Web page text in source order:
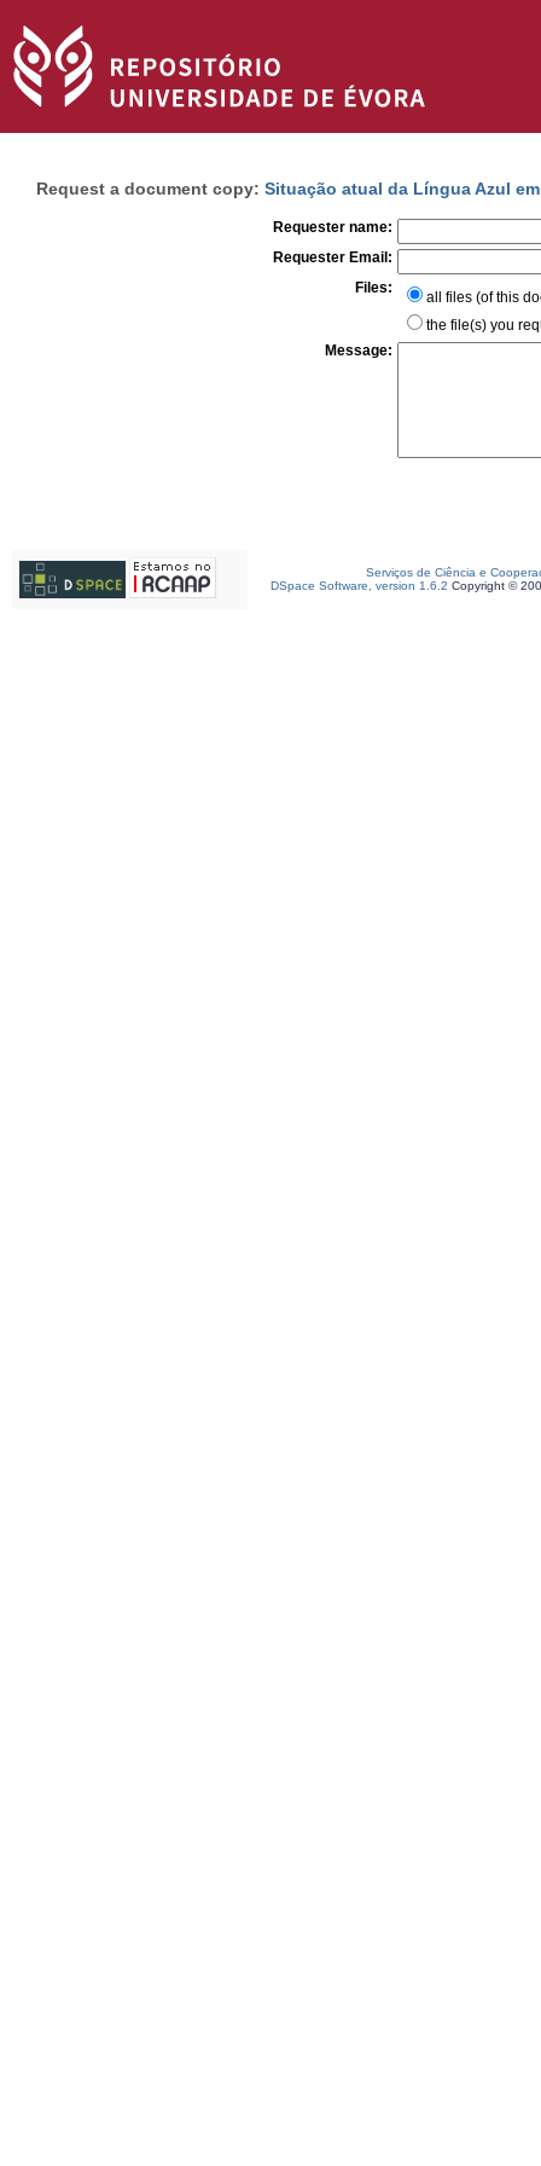
Request a document copy: Situação atual da Língua Azul
Requester name:
Requester Email:
Files:
all files (of this
the file(s) you
Message:
Serviços de Ciência e
DSpace Software, version 1.6.2 Copyright ©